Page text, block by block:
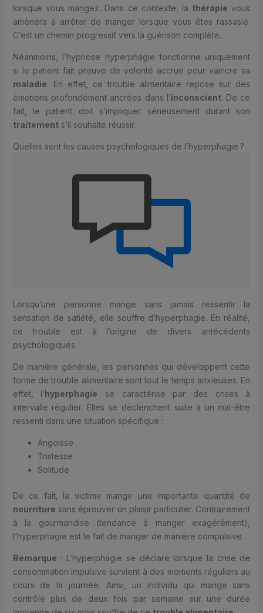
lorsque vous mangez. Dans ce contexte, la thérapie vous
amènera à arrêter de manger lorsque vous êtes rassasié.
C’est un chemin progressif vers la guérison complète.
Néanmoins, l’hypnose hyperphagie fonctionne uniquement
si le patient fait preuve de volonté accrue pour vaincre sa
maladie. En effet, ce trouble alimentaire repose sur des
émotions profondément ancrées dans l’inconscient. De ce
fait, le patient doit s’impliquer sérieusement durant son
traitements’il souhaite réussir.
Quelles sont les causes psychologiques de l’hyperphagie ?
Lorsqu’une personne mange sans jamais ressentir la
sensation de satiété
elle souffre d’hyperphagie. En réalité,
ce trouble est à l’origine de divers antécédents
psychologiques.
De manière générale, les personnes qui développent cette
forme de trouble alimentaire sont tout le temps anxieuses. En
effet, l’hyperphagie se caractérise par des crises à
intervalle régulier. Elles se déclenchent suite à un mal-être
ressenti dans une situation spécifique :
Angoisse
Tristesse
Solitude
De ce fait, la victime mange une importante quantité de
nourriture sans éprouver un plaisir particulier. Contrairement
à la gourmandise (tendance à manger exagérément),
l’hyperphagie est le fait de manger de manière compulsive.
Remarque : L’hyperphagie se déclare lorsque la crise de
consommation impulsive survient à des moments réguliers au
cours de la journée. Ainsi, un individu qui mange sans
contrôle plus de deux fois par semaine sur une durée